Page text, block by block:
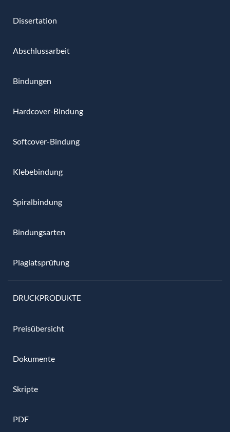
Dissertation
Abschlussarbeit
Bindungen
Hardcover-Bindung
Softcover-Bindung
Klebebindung
Spiralbindung
Bindungsarten
Plagiatsprüfung
DRUCKPRODUKTE
Preisübersicht
Dokumente
Skripte
PDF